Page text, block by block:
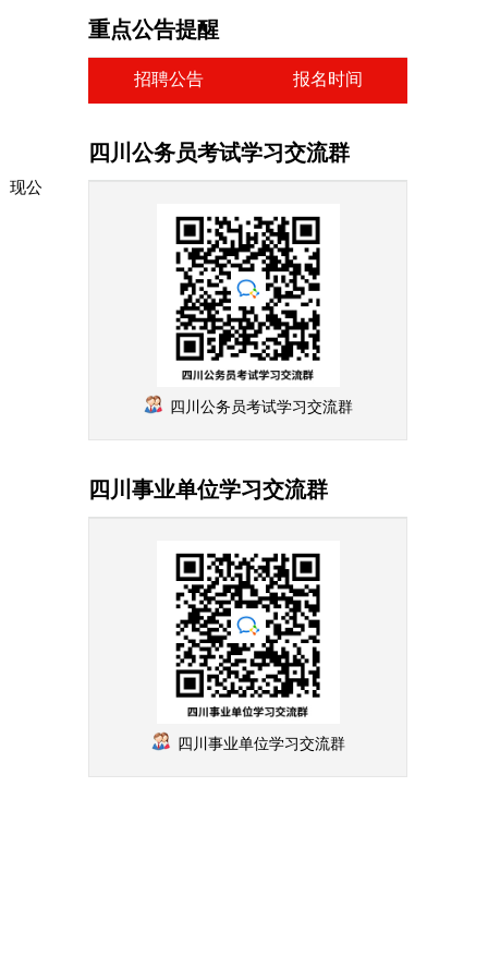
现公
重点公告提醒
招聘公告 报名时间
四川公务员考试学习交流群
四川公务员考试学习交流群
四川事业单位学习交流群
四川事业单位学习交流群